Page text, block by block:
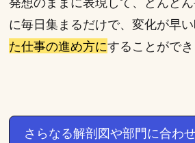
に毎日集まるだけで、変化が早
た仕事の進め方にすることができ
さらなる解剖図や部門に合わ